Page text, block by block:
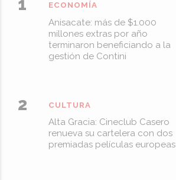
Anisacate: más de $1.000
millones extras por año
terminaron beneficiando a la
gestión de Contini
ECONOMÍA
Alta Gracia: Cineclub Casero
renueva su cartelera con dos
premiadas películas europeas
CULTURA